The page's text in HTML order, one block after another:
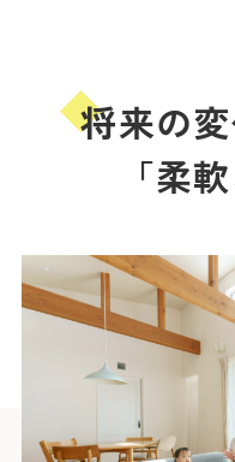
将来の
「柔